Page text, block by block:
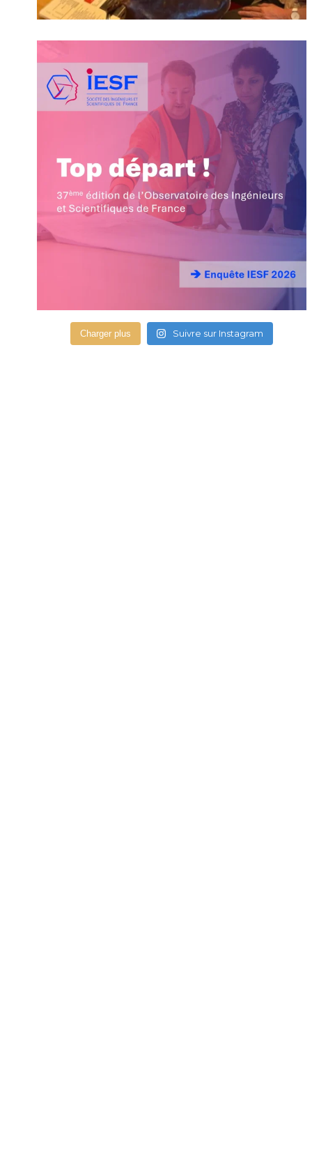
Charger plus Suivre sur Instagram